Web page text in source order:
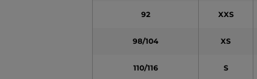
92 XXS
98/104 XS
110/116 S